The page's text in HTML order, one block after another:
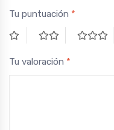
Tu puntuación *
Tu valoración *